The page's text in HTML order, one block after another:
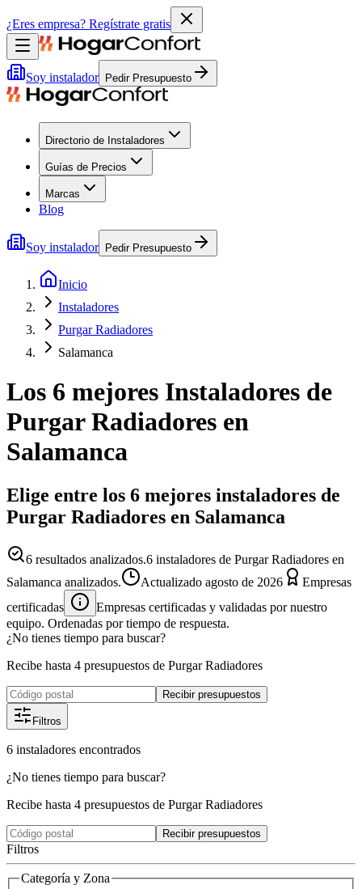
¿Eres empresa? Regístrate gratis
Soy instalador Pedir Presupuesto
Directorio de Instaladores
Guías de Precios
Marcas
Blog
Soy instalador Pedir Presupuesto
Inicio
Instaladores
Purgar Radiadores
Salamanca
Los 6 mejores Instaladores de
Purgar Radiadores en
Salamanca
Elige entre los 6 mejores instaladores de
Purgar Radiadores en Salamanca
6 resultados analizados.6 instaladores de Purgar Radiadores en
Salamanca analizados.
Actualizado agosto de 2026
Empresas
certificadas
Empresas certificadas y validadas por nuestro
equipo. Ordenadas por tiempo de respuesta.
¿No tienes tiempo para buscar?
Recibe hasta 4 presupuestos de Purgar Radiadores
Recibir presupuestos
Filtros
6 instaladores encontrados
¿No tienes tiempo para buscar?
Recibe hasta 4 presupuestos de Purgar Radiadores
Recibir presupuestos
Filtros
Categoría y Zona